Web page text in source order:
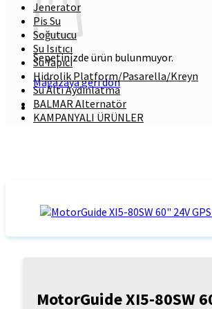
Sepetinizde ürün bulunmuyor.
Mağazaya geri dön
Jenerator
Pis Su
Soğutucu
Su Isıtıcı
Su Yapıcı
Hidrolik Platform/Pasarella/Kreyn
Su Altı Aydınlatma
BALMAR Alternatör
KAMPANYALI ÜRÜNLER
MotorGuide XI5-80SW